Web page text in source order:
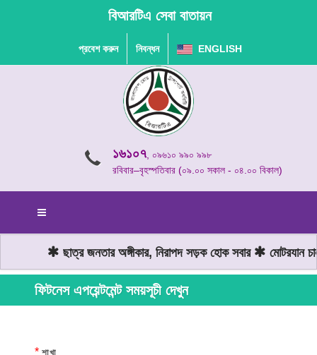
বিআরটিএ সেবা বাতায়ন
প্রবেশ করুন নিবন্ধন ENGLISH
১৬১০৭, ০৯৬১০ ৯৯০ ৯৯৮
রবিবার–বৃহস্পতিবার (০৯.০০ সকাল - ০৪.০০ বিকাল)
ছাত্র জনতার অঙ্গীকার, নিরাপদ সড়ক হোক সবার মোটরযান
ফিটনেস এপয়েন্টমেন্ট সময়সূচী দেখুন
* শাখা